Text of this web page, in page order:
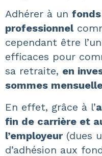
Adhérer à un
professionnel
cependant être
efficaces pour
sa retraite, en
sommes
En effet, grâce à l’
fin de carrière et
l’employeur(dues
d’adhésion aux